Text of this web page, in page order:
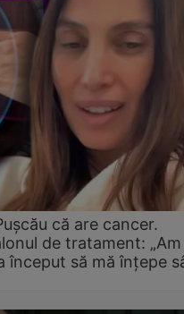
că are cancer.
de tratament:
început să mă înțepe